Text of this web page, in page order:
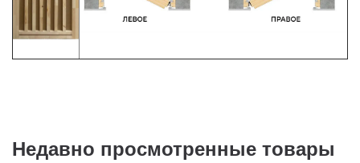
Недавно просмотренные товары